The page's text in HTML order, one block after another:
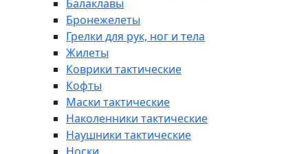
Балаклавы
Бронежелеты
Грелки для рук, ног и тела
Жилеты
Коврики тактические
Кофты
Маски тактические
Наколенники тактические
Наушники тактические